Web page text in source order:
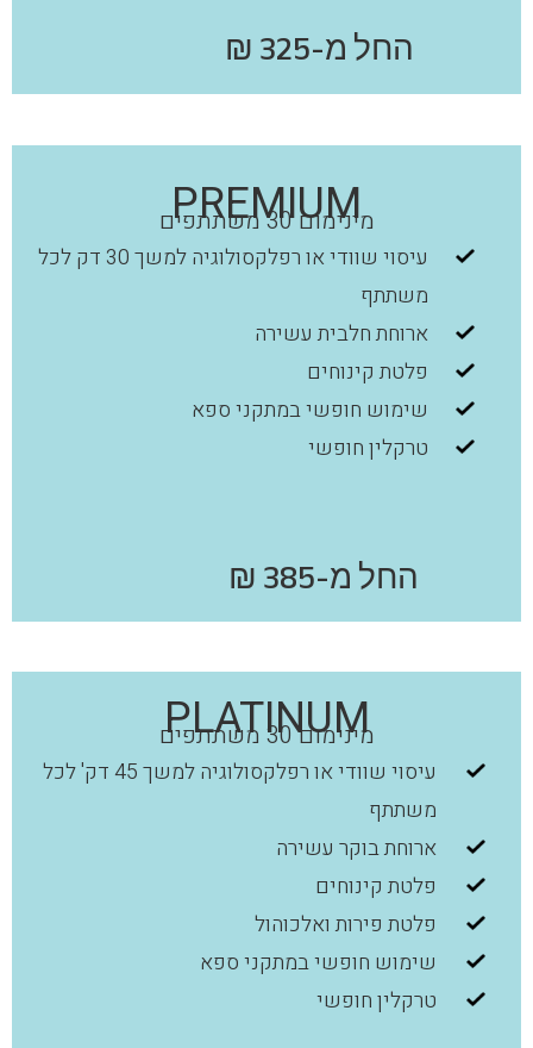
החל מ-325 ₪
החל מ-385 ₪
PREMIUM
מינימום 30 משתתפים
עיסוי שוודי או רפלקסולוגיה למשך 30 דק לכל
משתתף
ארוחת חלבית עשירה
פלטת קינוחים
שימוש חופשי במתקני ספא
טרקלין חופשי
PLATINUM
מינימום 30 משתתפים
עיסוי שוודי או רפלקסולוגיה למשך 45 דק' לכל
משתתף
ארוחת בוקר עשירה
פלטת קינוחים
פלטת פירות ואלכוהול
שימוש חופשי במתקני ספא
טרקלין חופשי